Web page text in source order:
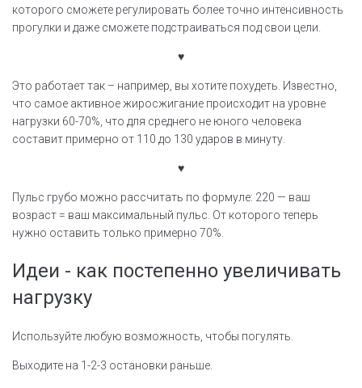
которого сможете регулировать более точно интенсивность
прогулки и даже сможете подстраиваться под свои цели.
♥
Это работает так – например, вы хотите похудеть. Известно,
что самое активное жиросжигание происходит на уровне
нагрузки 60-70%, что для среднего не юного человека
составит примерно от 110 до 130 ударов в минуту.
♥
Пульс грубо можно рассчитать по формуле: 220 — ваш
возраст = ваш максимальный пульс. От которого теперь
нужно оставить только примерно 70%.
Идеи - как постепенно увеличивать
нагрузку
Используйте любую возможность, чтобы погулять.
Выходите на 1-2-3 остановки раньше.